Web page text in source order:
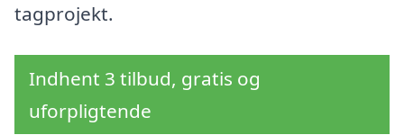
tagprojekt.
Indhent 3 tilbud, gratis og
uforpligtende